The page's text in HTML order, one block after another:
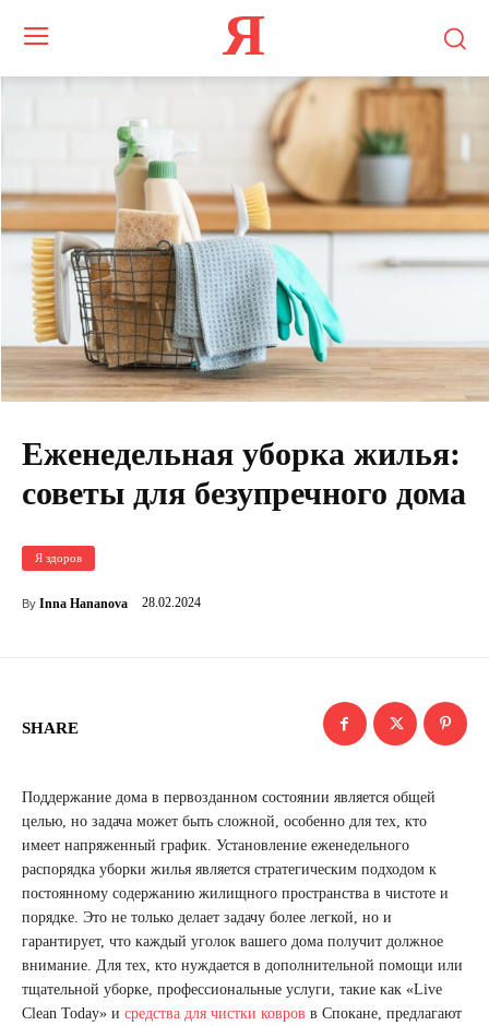
Я
Еженедельная уборка жилья:
советы для безупречного дома
Я здоров
By Inna Hananova 28.02.2024
SHARE
Поддержание дома в первозданном состоянии является общей
целью, но задача может быть сложной, особенно для тех, кто
имеет напряженный график. Установление еженедельного
распорядка уборки жилья является стратегическим подходом к
постоянному содержанию жилищного пространства в чистоте и
порядке. Это не только делает задачу более легкой, но и
гарантирует, что каждый уголок вашего дома получит должное
внимание. Для тех, кто нуждается в дополнительной помощи или
тщательной уборке, профессиональные услуги, такие как «Live
Clean Today» и средства для чистки ковров в Спокане, предлагают